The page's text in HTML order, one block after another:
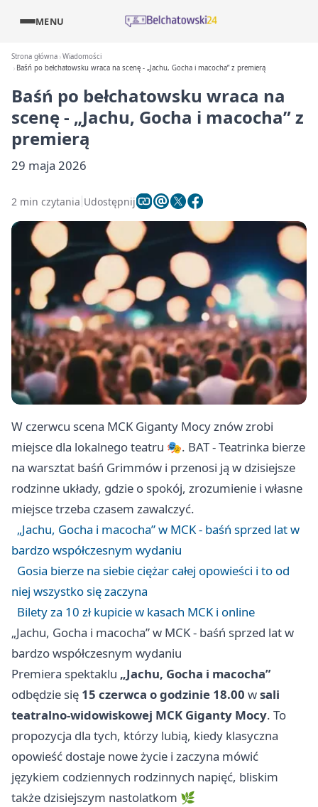
MENU
Strona główna Wiadomości
Baśń po bełchatowsku wraca na scenę - „Jachu, Gocha i macocha” z premierą
Baśń po bełchatowsku wraca na
scenę - „Jachu, Gocha i macocha” z
premierą
29 maja 2026
2 min czytania Udostępnij
W czerwcu scena MCK Giganty Mocy znów zrobi
miejsce dla lokalnego teatru 🎭. BAT - Teatrinka bierze
na warsztat baśń Grimmów i przenosi ją w dzisiejsze
rodzinne układy, gdzie o spokój, zrozumienie i własne
miejsce trzeba czasem zawalczyć.
„Jachu, Gocha i macocha” w MCK - baśń sprzed lat w
bardzo współczesnym wydaniu
Gosia bierze na siebie ciężar całej opowieści i to od
niej wszystko się zaczyna
Bilety za 10 zł kupicie w kasach MCK i online
„Jachu, Gocha i macocha” w MCK - baśń sprzed lat w
bardzo współczesnym wydaniu
Premiera spektaklu „Jachu, Gocha i macocha”
odbędzie się 15 czerwca o godzinie 18.00 wsali
teatralno-widowiskowej MCK Giganty Mocy. To
propozycja dla tych, którzy lubią, kiedy klasyczna
opowieść dostaje nowe życie i zaczyna mówić
językiem codziennych rodzinnych napięć, bliskim
także dzisiejszym nastolatkom 🌿